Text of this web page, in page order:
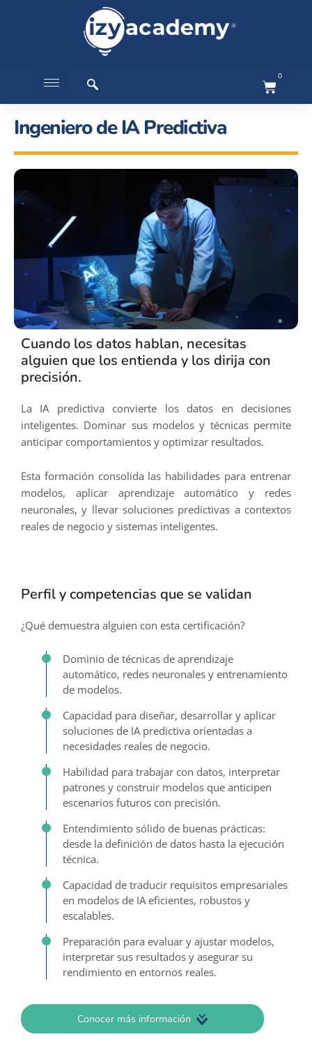
0
Ingeniero de IA Predictiva
Cuando los datos hablan, necesitas
alguien que los entienda y los dirija con
precisión.
La IA predictiva convierte los datos en decisiones
inteligentes. Dominar sus modelos y técnicas permite
anticipar comportamientos y optimizar resultados.
Esta formación consolida las habilidades para entrenar
modelos, aplicar aprendizaje automático y redes
neuronales, y llevar soluciones predictivas a contextos
reales de negocio y sistemas inteligentes.
Perfil y competencias que se validan
¿Qué demuestra alguien con esta certificación?
Dominio de técnicas de aprendizaje
automático, redes neuronales y entrenamiento
de modelos.
Capacidad para diseñar, desarrollar y aplicar
soluciones de IA predictiva orientadas a
necesidades reales de negocio.
Habilidad para trabajar con datos, interpretar
patrones y construir modelos que anticipen
escenarios futuros con precisión.
Entendimiento sólido de buenas prácticas:
desde la definición de datos hasta la ejecución
técnica.
Capacidad de traducir requisitos empresariales
en modelos de IA eficientes, robustos y
escalables.
Preparación para evaluar y ajustar modelos,
interpretar sus resultados y asegurar su
rendimiento en entornos reales.
Conocer más información